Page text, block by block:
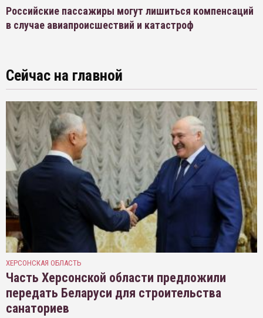
Российские пассажиры могут лишиться компенсаций
в случае авиапроисшествий и катастроф
Сейчас на главной
ХЕРСОНСКАЯ ОБЛАСТЬ
Часть Херсонской области предложили
передать Беларуси для строительства
санаториев